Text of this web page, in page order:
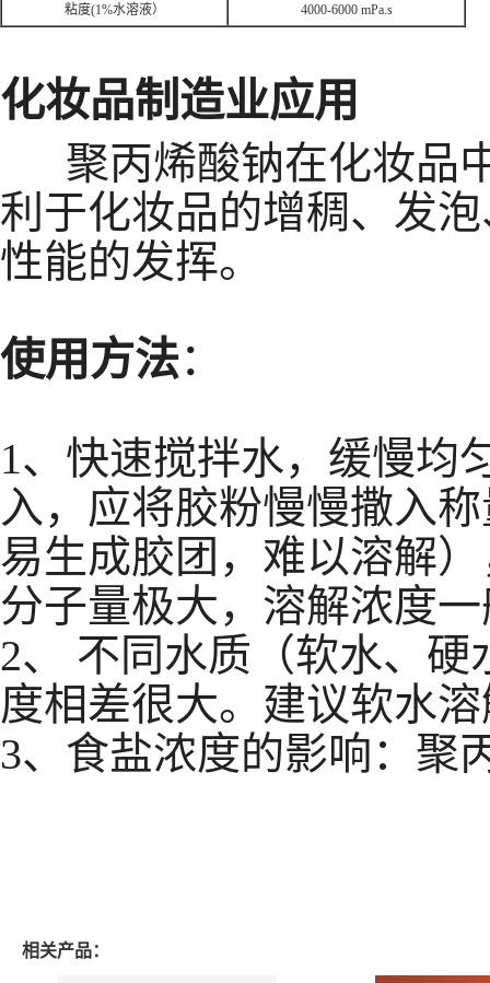
粘度(1%水溶液） 4000-6000 mPa.s
化妆品制造业应用
聚丙烯酸钠在化妆品
利于化妆品的增稠、发
性能的发挥。
使用方法：
1、快速搅拌水，缓慢均
入，应将胶粉慢慢撒入
易生成胶团，难以溶解
分子量极大，溶解
2、 不同水质（软水、
度相差很大。建议软水
3、食盐浓度的影响：聚
相关产品：